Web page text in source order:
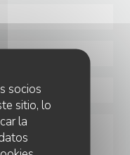
socios
sitio, lo
la